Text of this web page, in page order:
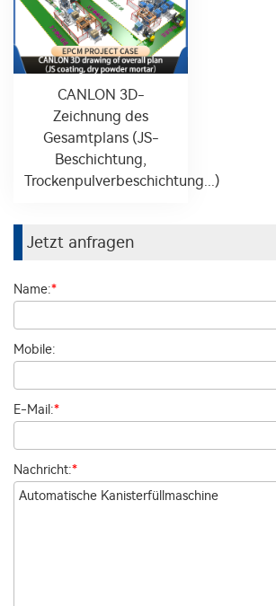
CANLON 3D-
Zeichnung des
Gesamtplans (JS-
Beschichtung,
Trockenpulverbeschichtung...)
Jetzt anfragen
Name:*
Mobile:
E-Mail:*
Nachricht:*